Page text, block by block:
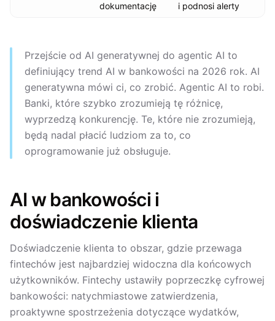
dokumentację
i podnosi alerty
Przejście od AI generatywnej do agentic AI to
definiujący trend AI w bankowości na 2026 rok. AI
generatywna mówi ci, co zrobić. Agentic AI to robi.
Banki, które szybko zrozumieją tę różnicę,
wyprzedzą konkurencję. Te, które nie zrozumieją,
będą nadal płacić ludziom za to, co
oprogramowanie już obsługuje.
AI w bankowości i
doświadczenie klienta
Doświadczenie klienta to obszar, gdzie przewaga
fintechów jest najbardziej widoczna dla końcowych
użytkowników. Fintechy ustawiły poprzeczkę cyfrowej
bankowości: natychmiastowe zatwierdzenia,
proaktywne spostrzeżenia dotyczące wydatków,